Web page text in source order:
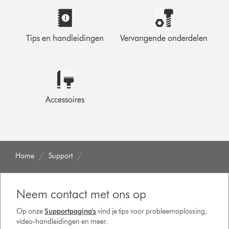
Tips en handleidingen Vervangende onderdelen
Accessoires
Home Support
Neem contact met ons op
Op onzeSupportpagina'svind je tips voor probleemoplossing,
video-handleidingen en meer.